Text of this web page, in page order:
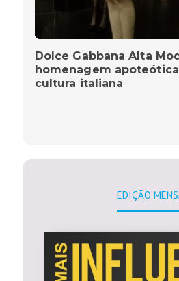
Dolce Gabbana Alta
homenagem
cultura italiana
EDIÇÃO